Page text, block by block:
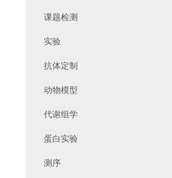
课题检测
实验
抗体定制
动物模型
代谢组学
蛋白实验
测序